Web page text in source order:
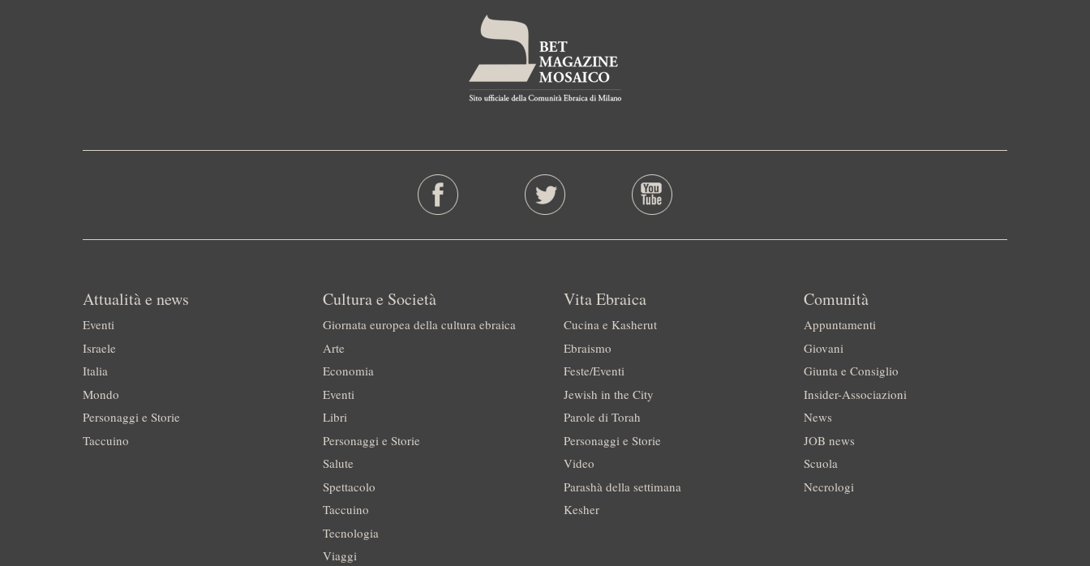
Attualità e news
Eventi
Israele
Italia
Mondo
Personaggi e Storie
Taccuino
Cultura e Società
Giornata europea della cultura ebraica
Arte
Economia
Eventi
Libri
Personaggi e Storie
Salute
Spettacolo
Taccuino
Tecnologia
Viaggi
Vita Ebraica
Cucina e Kasherut
Ebraismo
Feste/Eventi
Jewish in the City
Parole di Torah
Personaggi e Storie
Video
Parashà della settimana
Kesher
Comunità
Appuntamenti
Giovani
Giunta e Consiglio
Insider-Associazioni
News
JOB news
Scuola
Necrologi